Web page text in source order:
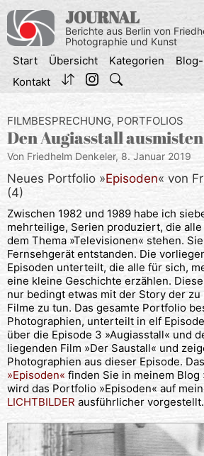
Inhalt
springen
JOURNAL
Berichte aus Berlin von
Photographie und Kunst
Start Übersicht Kategorien
Kontakt
FILMBESPRECHUNG, PORTFOLIOS
Den Augiasstall ausmisten
Von Friedhelm Denkeler, 8. Januar 2019
Neues Portfolio »Episoden« von
(4)
Zwischen 1982 und 1989 habe ich
mehrteilige, Serien produziert, die
dem Thema »Televisionen« stehen.
Fernsehgerät entstanden. Die
Episoden unterteilt, die alle für sich,
eine kleine Geschichte erzählen.
nur bedingt etwas mit der Story der
Filme zu tun. Das gesamte Portfolio
Photographien, unterteilt in elf
über die Episode 3 »Augiasstall« und
liegenden Film »Der Saustall« und
Photographien aus dieser Episode. Das
»Episoden« finden Sie in meinem Blog
wird das Portfolio »Episoden« auf
LICHTBILDER ausführlicher vorgestellt.